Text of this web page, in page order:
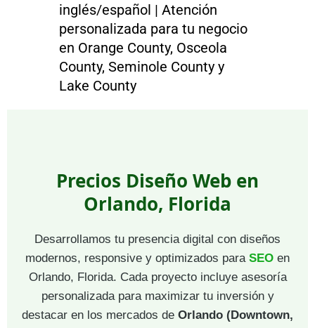
inglés/español | Atención
personalizada para tu negocio
en Orange County, Osceola
County, Seminole County y
Lake County
Precios Diseño Web en
Orlando, Florida
Desarrollamos tu presencia digital con diseños
modernos, responsive y optimizados para SEO en
Orlando, Florida. Cada proyecto incluye asesoría
personalizada para maximizar tu inversión y
destacar en los mercados de Orlando (Downtown,